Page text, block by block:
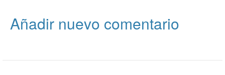
Añadir nuevo comentario